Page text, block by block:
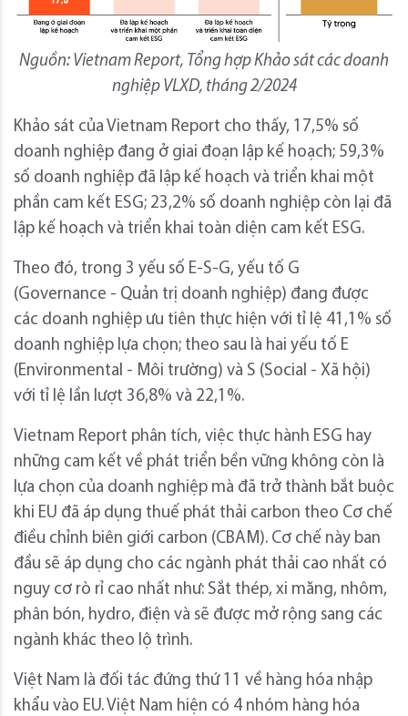
Nguồn: Vietnam Report, Tổng hợp Khảo sát các doanh
nghiệp VLXD, tháng 2/2024
Khảo sát của Vietnam Report cho thấy, 17,5% số
doanh nghiệp đang ở giai đoạn lập kế hoạch; 59,3%
số doanh nghiệp đã lập kế hoạch và triển khai một
phần cam kết ESG; 23,2% số doanh nghiệp còn lại đã
lập kế hoạch và triển khai toàn diện cam kết ESG.
Theo đó, trong 3 yếu số E-S-G, yếu tố G
(Governance - Quản trị doanh nghiệp) đang được
các doanh nghiệp ưu tiên thực hiện với tỉ lệ 41,1% số
doanh nghiệp lựa chọn; theo sau là hai yếu tố E
(Environmental - Môi trường) và S (Social - Xã hội)
với tỉ lệ lần lượt 36,8% và 22,1%.
Vietnam Report phân tích, việc thực hành ESG hay
những cam kết về phát triển bền vững không còn là
lựa chọn của doanh nghiệp mà đã trở thành bắt buộc
khi EU đã áp dụng thuế phát thải carbon theo Cơ chế
điều chỉnh biên giới carbon (CBAM). Cơ chế này ban
đầu sẽ áp dụng cho các ngành phát thải cao nhất có
nguy cơ rò rỉ cao nhất như: Sắt thép, xi măng, nhôm,
phân bón, hydro, điện và sẽ được mở rộng sang các
ngành khác theo lộ trình.
Việt Nam là đối tác đứng thứ 11 về hàng hóa nhập
khẩu vào EU. Việt Nam hiện có 4 nhóm hàng hóa